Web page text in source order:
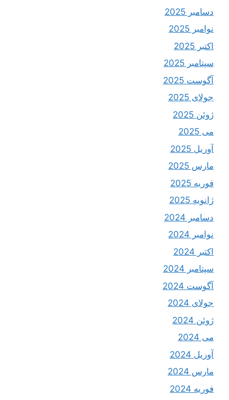
دسامبر 2025
نوامبر 2025
اکتبر 2025
سپتامبر 2025
آگوست 2025
جولای 2025
ژوئن 2025
می 2025
آوریل 2025
مارس 2025
فوریه 2025
ژانویه 2025
دسامبر 2024
نوامبر 2024
اکتبر 2024
سپتامبر 2024
آگوست 2024
جولای 2024
ژوئن 2024
می 2024
آوریل 2024
مارس 2024
فوریه 2024